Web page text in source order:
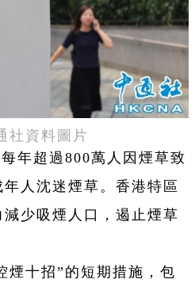
社資料圖片
年超過800萬人因煙草致
人沈迷煙草。香港特區
少吸煙人口，遏止煙草
煙十招”的短期措施，包